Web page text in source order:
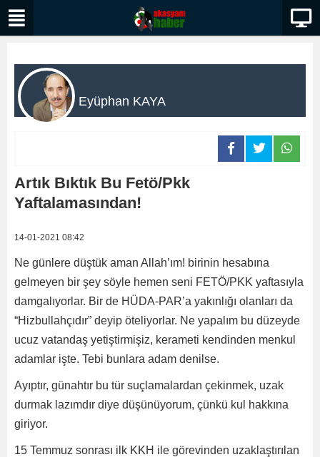
Eyüphan KAYA
Artık Bıktık Bu Fetö/Pkk
Yaftalamasından!
14-01-2021 08:42
Ne günlere düştük aman Allah’ım! birinin hesabına
gelmeyen bir şey söyle hemen seni FETÖ/PKK yaftasıyla
damgalıyorlar. Bir de HÜDA-PAR’a yakınlığı olanları da
“Hizbullahçıdır” deyip öteliyorlar. Ne yapalım bu düzeyde
ucuz vatandaş yetiştirmişiz, kerameti kendinden menkul
adamlar işte. Tebi bunlara adam denilse.
Ayıptır, günahtır bu tür suçlamalardan çekinmek, uzak
durmak lazımdır diye düşünüyorum, çünkü kul hakkına
giriyor.
15 Temmuz sonrası ilk KKH ile görevinden uzaklaştırılan